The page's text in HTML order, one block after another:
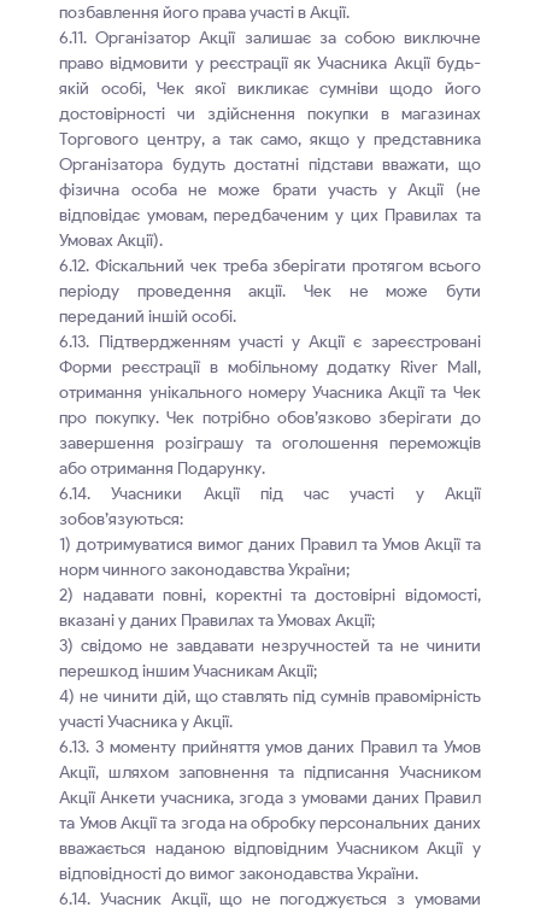
позбавлення його права участі в Акції.
6.11. Організатор Акції залишає за собою виключне
право відмовити у реєстрації як Учасника Акції будь-
якій особі, Чек якої викликає сумніви щодо його
достовірності чи здійснення покупки в магазинах
Торгового центру, а так само, якщо у представника
Організатора будуть достатні підстави вважати, що
фізична особа не може брати участь у Акції (не
відповідає умовам, передбаченим у цих Правилах та
Умовах Акції).
6.12. Фіскальний чек треба зберігати протягом всього
періоду проведення акції. Чек не може бути
переданий іншій особі.
6.13. Підтвердженням участі у Акції є зареєстровані
Форми реєстрації в мобільному додатку River Mall,
отримання унікального номеру Учасника Акції та Чек
про покупку. Чек потрібно обов’язково зберігати до
завершення розіграшу та оголошення переможців
або отримання Подарунку.
6.14. Учасники Акції під час участі у Акції
зобов’язуються:
1) дотримуватися вимог даних Правил та Умов Акції та
норм чинного законодавства України;
2) надавати повні, коректні та достовірні відомості,
вказані у даних Правилах та Умовах Акції;
3) свідомо не завдавати незручностей та не чинити
перешкод іншим Учасникам Акції;
4) не чинити дій, що ставлять під сумнів правомірність
участі Учасника у Акції.
6.13. З моменту прийняття умов даних Правил та Умов
Акції, шляхом заповнення та підписання Учасником
Акції Анкети учасника, згода з умовами даних Правил
та Умов Акції та згода на обробку персональних даних
вважається наданою відповідним Учасником Акції у
відповідності до вимог законодавства України.
6.14. Учасник Акції, що не погоджується з умовами